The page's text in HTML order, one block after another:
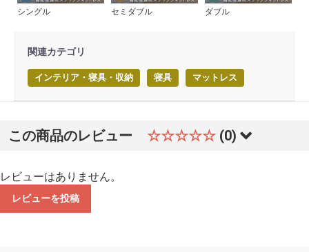
シングル セミダブル ダブル
関連カテゴリ
インテリア・寝具・収納 寝具 マットレス
この商品のレビュー ☆☆☆☆☆ (0)
レビューはありません。
レビューを投稿